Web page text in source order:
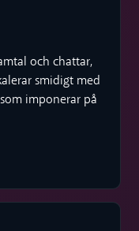
och chattar,
smidigt med
imponerar på